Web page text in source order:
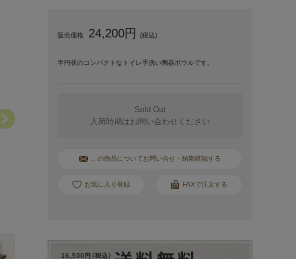
販売価格 24,200円 (税込)
半円状のコンパクトなトイレ手洗い陶器ボウルです。
Sold Out
入荷時期はお問い合わせください
この商品についてお問い合せ・納期確認する
お気に入り FAXで注文する